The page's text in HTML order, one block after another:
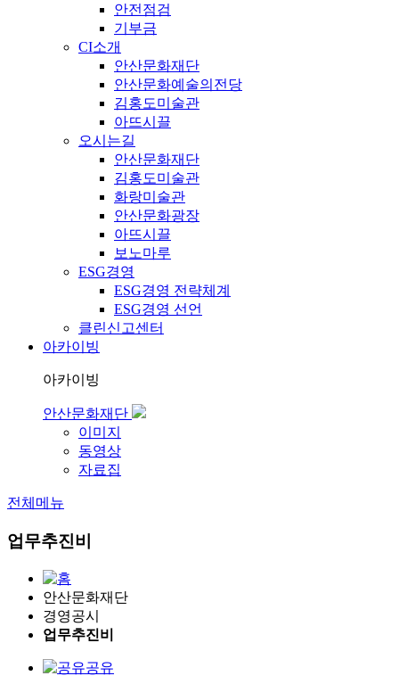
안전점검
기부금
CI소개
안산문화재단
안산문화예술의전당
김홍도미술관
아뜨시끌
오시는길
안산문화재단
김홍도미술관
화랑미술관
안산문화광장
아뜨시끌
보노마루
ESG경영
ESG경영 전략체계
ESG경영 선언
클린신고센터
아카이빙
아카이빙
안산문화재단
이미지
동영상
자료집
전체메뉴
업무추진비
안산문화재단
경영공시
업무추진비
공유